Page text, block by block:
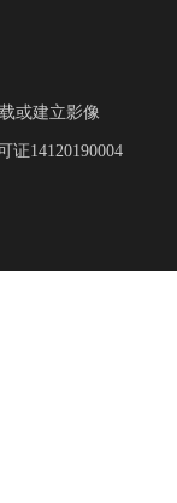
或建立影像
证14120190004